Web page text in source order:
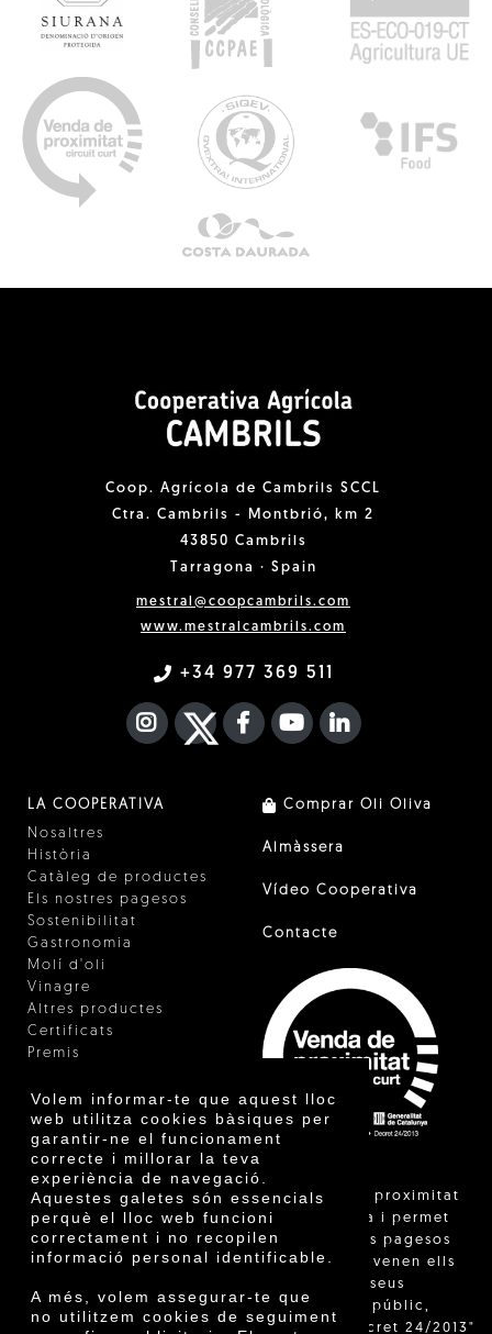
Volem informar-te que aquest lloc
web utilitza cookies bàsiques per
garantir-ne el funcionament
correcte i millorar la teva
experiència de navegació.
Aquestes galetes són essencials
perquè el lloc web funcioni
correctament i no recopilen
informació personal identificable.
A més, volem assegurar-te que
no utilitzem cookies de seguiment
Coop. Agrícola de Cambrils SCCL
Ctra. Cambrils - Montbrió, km 2
43850 Cambrils
Tarragona · Spain
mestral@coopcambrils.com
www.mestralcambrils.com
+34 977 369 511
INSTAGRAM
TWITTER
FACEBOOK F
YOUTUBEFA LINKEDIN
LA COOPERATIVA
Nosaltres
Història
Catàleg de productes
Els nostres pagesos
Sostenibilitat
Gastronomia
Molí d'oli
Vinagre
Altres productes
Certificats
Premis
Comprar Oli Oliva
Almàssera
Vídeo Cooperativa
Contacte
"La venda de proximitat
està regulada i permet
identificar els pagesos
catalans que venen ells
mateixos els seus
productes al públic,
segons el Decret 24/2013"